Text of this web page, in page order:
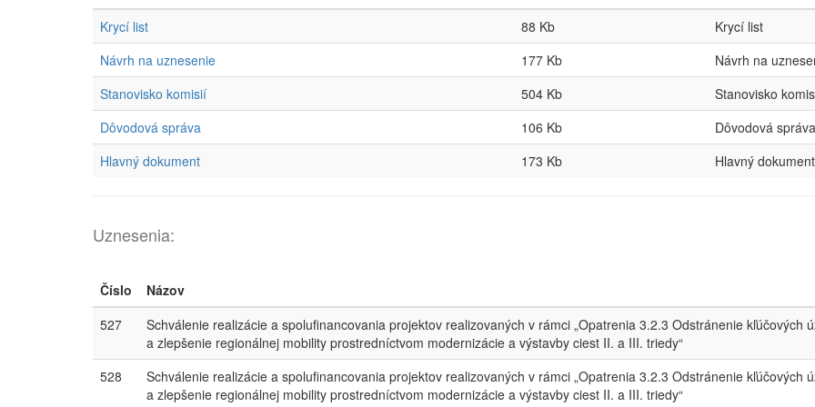
Krycí list
88 Kb
Krycí list
Návrh na uznesenie
177 Kb
Návrh na
Stanovisko komisií
504 Kb
Stanovisko
Dôvodová správa
106 Kb
Dôvodová správa
Hlavný dokument
173 Kb Hlavný dokument
Uznesenia:
Číslo
Názov
527
Schválenie realizácie a spolufinancovania projektov realizovaných v rámci „Opatrenia 3.2.3 Odstránenie kľúčových
a zlepšenie regionálnej mobility prostredníctvom modernizácie a výstavby ciest II. a III. triedy“
528
Schválenie realizácie a spolufinancovania projektov realizovaných v rámci „Opatrenia 3.2.3 Odstránenie kľúčových
a zlepšenie regionálnej mobility prostredníctvom modernizácie a výstavby ciest II. a III. triedy“